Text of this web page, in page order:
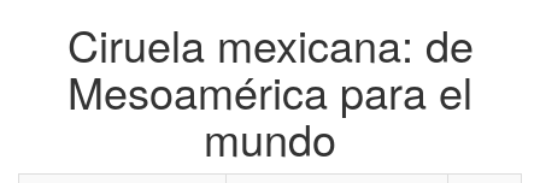
Ciruela mexicana: de
Mesoamérica para el
mundo